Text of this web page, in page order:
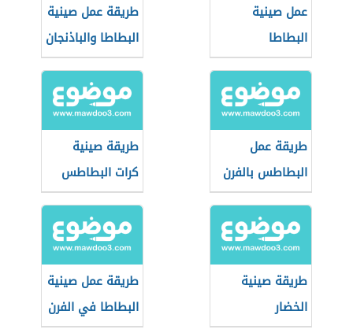
عمل صينية
البطاطا
طريقة عمل صينية
البطاطا والباذنجان
بالدجاج
طريقة عمل
البطاطس بالفرن
طريقة صينية
كرات البطاطس
طريقة صينية
الخضار
طريقة عمل صينية
البطاطا في الفرن